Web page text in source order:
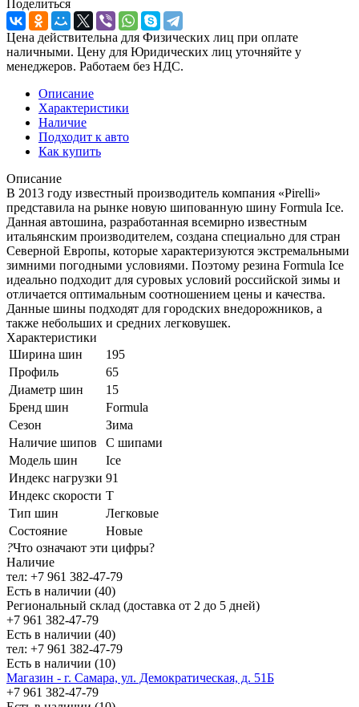
Поделиться
Цена действительна для Физических лиц при оплате
наличными. Цену для Юридических лиц уточняйте у
менеджеров. Работаем без НДС.
Описание
Характеристики
Наличие
Подходит к авто
Как купить
Описание
В 2013 году известный производитель компания «Pirelli»
представила на рынке новую шипованную шину Formula Ice.
Данная автошина, разработанная всемирно известным
итальянским производителем, создана специально для стран
Северной Европы, которые характеризуются экстремальными
зимними погодными условиями. Поэтому резина Formula Ice
идеально подходит для суровых условий российской зимы и
отличается оптимальным соотношением цены и качества.
Данные шины подходят для городских внедорожников, а
также небольших и средних легковушек.
Характеристики
Ширина шин
195
Профиль
65
Диаметр шин
15
Бренд шин
Formula
Сезон
Зима
Наличие шипов
С шипами
Модель шин
Ice
Индекс нагрузки 91
Индекс скорости T
Тип шин
Легковые
Состояние
Новые
?Что означают эти цифры?
Наличие
тел: +7 961 382-47-79
Есть в наличии (40)
Региональный склад (доставка от 2 до 5 дней)
+7 961 382-47-79
Есть в наличии (40)
тел: +7 961 382-47-79
Есть в наличии (10)
Магазин - г. Самара, ул. Демократическая, д. 51Б
+7 961 382-47-79